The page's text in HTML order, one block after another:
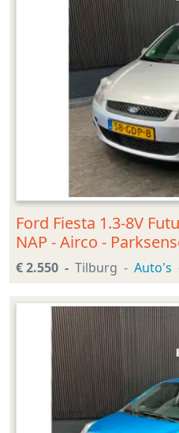
Ford Fiesta 1.3-8V
NAP - Airco -
€ 2.550 Tilburg Auto's